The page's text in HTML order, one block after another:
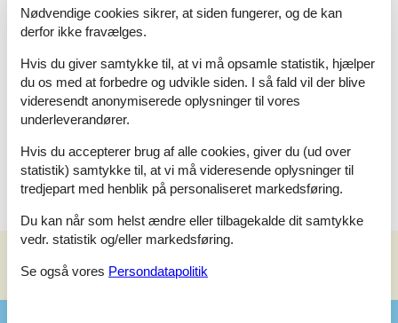
Houstrup er generelt et roligt ferieområde, der er spækket med
flot natur. Blot få kilometer fra ferieadressen ligger den smukke
Blåbjerg Plantage, hvor I kan opleve det vestjyske hedelandskab
helt tæt på – både på gåben og cykel.
Der er heller ikke mere end en kort køretur til Vesterhavet, og
der er desuden anlagt en stor parkeringsplads, så I kan køre
hele vejen op til strandopgangen. Her er den mest fantastiske
bestemt til en dukkert på de varme sommerdage.
Se nabo emner Se solens gang om emnet
Nødvendige cookies sikrer, at siden fungerer, og de kan
derfor ikke fravælges.
Hvis du giver samtykke til, at vi må opsamle statistik, hjælper
du os med at forbedre og udvikle siden. I så fald vil der blive
videresendt anonymiserede oplysninger til vores
underleverandører.
Hvis du accepterer brug af alle cookies, giver du (ud over
statistik) samtykke til, at vi må videresende oplysninger til
tredjepart med henblik på personaliseret markedsføring.
Du kan når som helst ændre eller tilbagekalde dit samtykke
vedr. statistik og/eller markedsføring.
Se også vores Persondatapolitik